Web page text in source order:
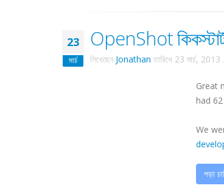
23
মার্চ
OpenShot
লিখেছেন Jonathan তারিখে 23 মার্চ, 2013 .
Great
had
We
পড়া